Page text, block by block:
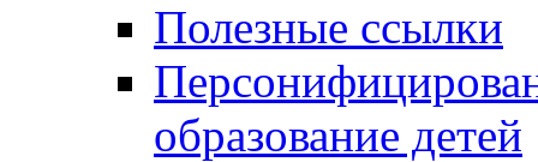
Полезные ссылки
образование детей